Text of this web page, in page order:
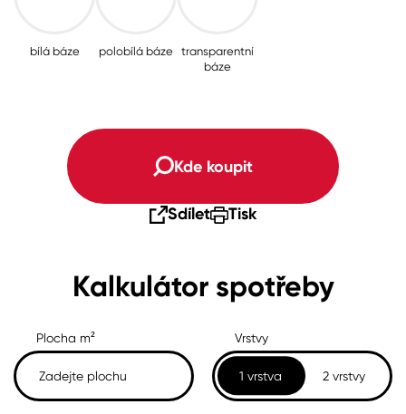
bílá báze polobílá báze
transparentní
báze
Kde koupit
Sdílet Tisk
Kalkulátor spotřeby
Plocha m² Vrstvy
1 vrstva 2 vrstvy